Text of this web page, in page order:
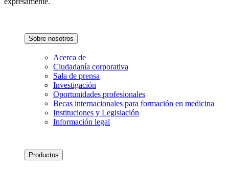
Sobre nosotros
Acerca de
Ciudadanía corporativa
Sala de prensa
Investigación
Oportunidades profesionales
Becas internacionales para formación en medicina
Instituciones y Legislación
Información legal
Productos